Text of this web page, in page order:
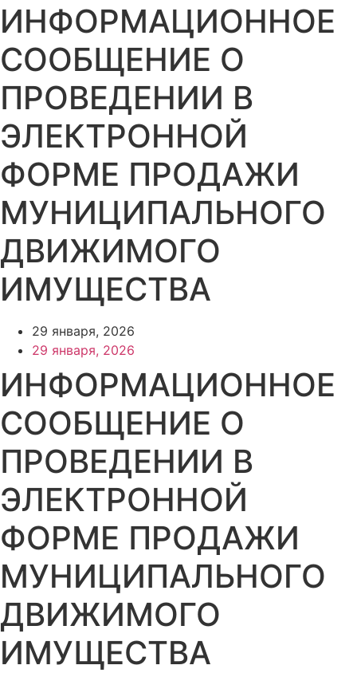
ИНФОРМАЦИОННОЕ
СООБЩЕНИЕ О
ПРОВЕДЕНИИ В
ЭЛЕКТРОННОЙ
ФОРМЕ ПРОДАЖИ
МУНИЦИПАЛЬНОГО
ДВИЖИМОГО
ИМУЩЕСТВА
29 января, 2026
29 января, 2026
ИНФОРМАЦИОННОЕ
СООБЩЕНИЕ О
ПРОВЕДЕНИИ В
ЭЛЕКТРОННОЙ
ФОРМЕ ПРОДАЖИ
МУНИЦИПАЛЬНОГО
ДВИЖИМОГО
ИМУЩЕСТВА